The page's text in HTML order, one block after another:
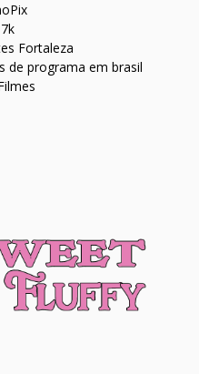
Fortaleza
de programa em brasil